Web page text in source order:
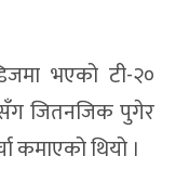
भएको टी-२०
जितनजिक पुगेर
कमाएको थियो ।